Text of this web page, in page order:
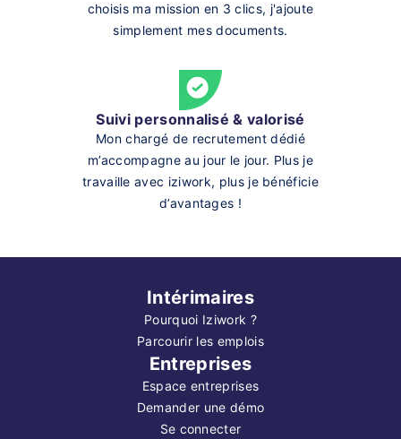
choisis ma mission en 3 clics, j'ajoute
simplement mes documents.
Suivi personnalisé & valorisé
Mon chargé de recrutement dédié
m’accompagne au jour le jour. Plus je
travaille avec iziwork, plus je bénéficie
d’avantages !
Intérimaires
Pourquoi Iziwork ?
Parcourir les emplois
Entreprises
Espace entreprises
Demander une démo
Se connecter